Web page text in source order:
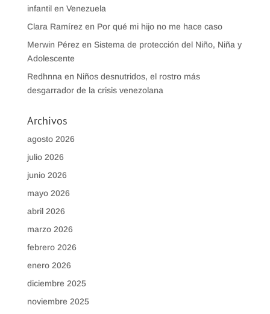
infantil en Venezuela
Clara Ramírez en Por qué mi hijo no me hace caso
Merwin Pérez en Sistema de protección del Niño, Niña y
Adolescente
Redhnna en Niños desnutridos, el rostro más
desgarrador de la crisis venezolana
Archivos
agosto 2026
julio 2026
junio 2026
mayo 2026
abril 2026
marzo 2026
febrero 2026
enero 2026
diciembre 2025
noviembre 2025